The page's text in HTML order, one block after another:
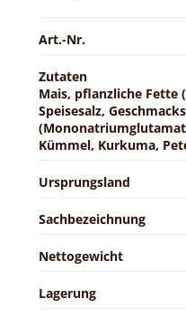
Art.-Nr.
Zutaten
Mais, pflanzliche Fette
Speisesalz,
Kümmel, Kurkuma,
Ursprungsland
Sachbezeichnung
Nettogewicht
Lagerung